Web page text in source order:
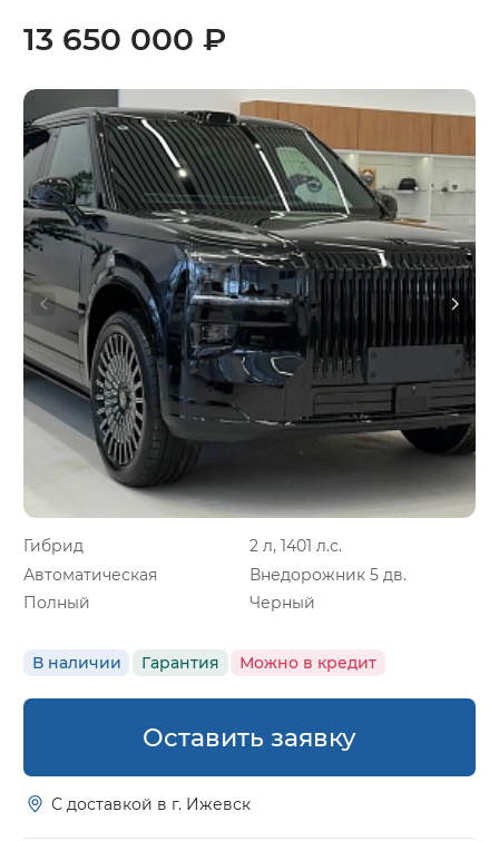
Гибрид
2 л, 1401 л.с.
Автоматическая
Внедорожник 5 дв.
Полный
Черный
В наличии Гарантия Можно в кредит
13 650 000 ₽
Оставить заявку
С доставкой в г. Ижевск